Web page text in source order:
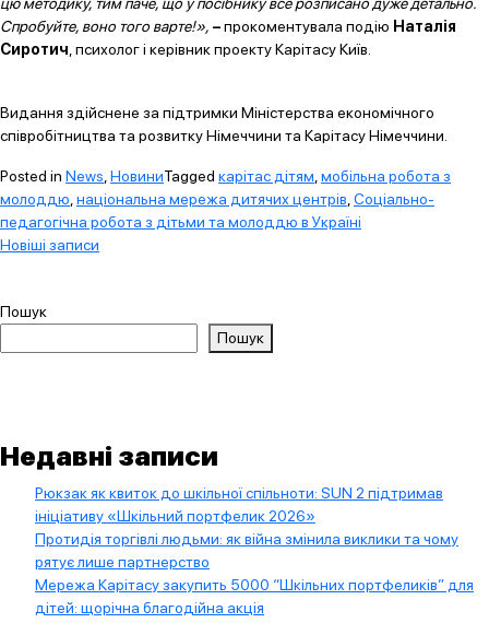
Спробуйте, воно того варте!», –прокоментувала подію Наталія
Сиротич , психолог і керівник проекту Карітасу Київ.
Видання здійснене за підтримки Міністерства економічного
співробітництва та розвитку Німеччини та Карітасу Німеччини.
Posted in News НовиниTagged карітас дітям мобільна робота з
молоддю національна мережа дитячих центрів Соціально-
педагогічна робота з дітьми та молоддю в Україні
Навігація
записами
Новіші записи
Пошук
Пошук
Недавні записи
Рюкзак як квиток до шкільної спільноти: SUN 2 підтримав
ініціативу «Шкільний портфелик 2026»
Протидія торгівлі людьми: як війна змінила виклики та чому
рятує лише партнерство
Мережа Карітасу закупить 5000 “Шкільних портфеликів” для
дітей: щорічна благодійна акція